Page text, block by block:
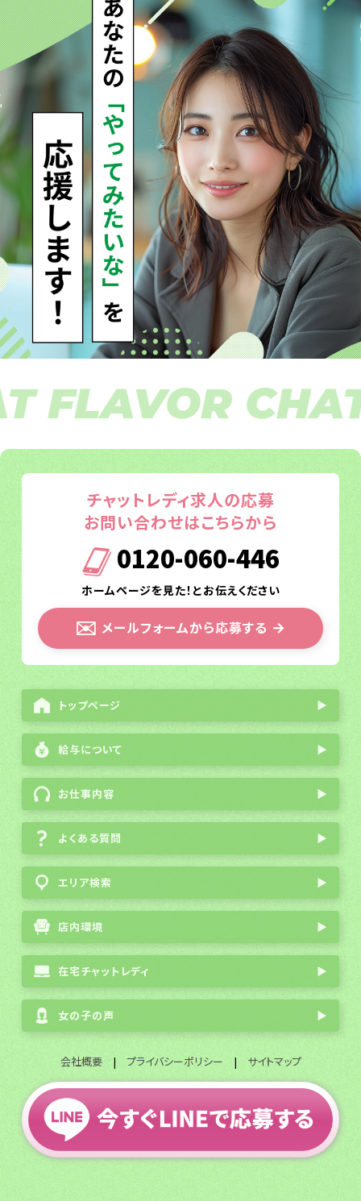
CHAT
チャットレディ求人の応募
お問い合わせはこちらから
0120-060-446
ホームページを見た！とお伝えください
✉️ メールフォームから応募する →
トップページ ▶
給与について ▶
お仕事内容 ▶
よくある質問 ▶
エリア検索 ▶
店内環境 ▶
在宅チャットレディ ▶
女の子の声 ▶
会社概要| プライバシーポリシー | サイトマップ
© 2003 FlavorGroup All Rights Reserved.